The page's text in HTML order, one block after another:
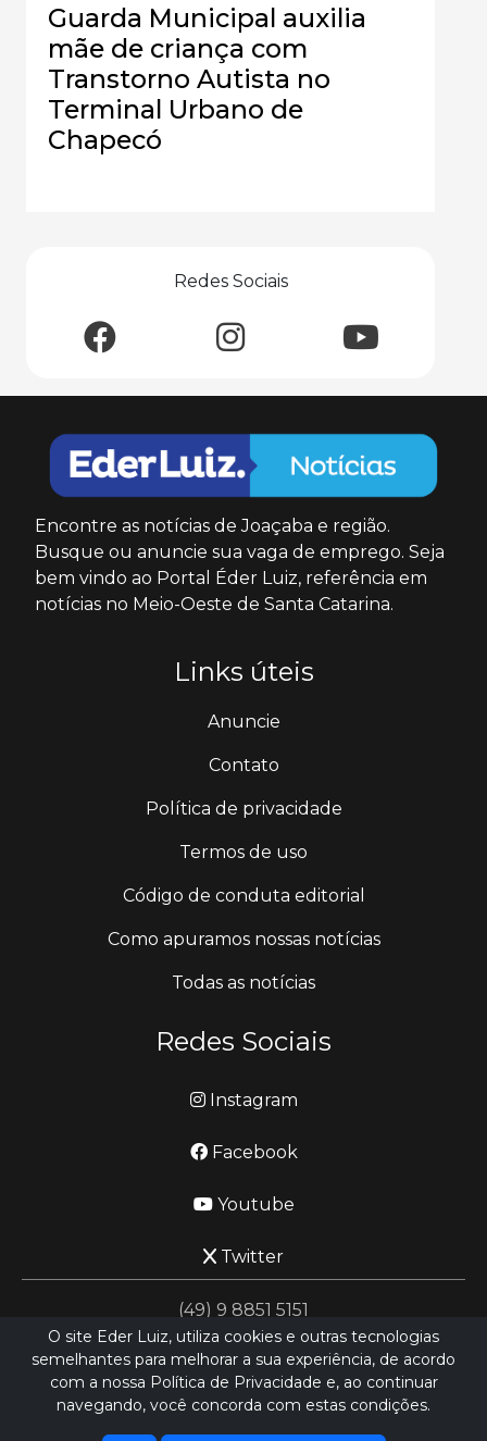
Guarda Municipal auxilia
mãe de criança com
Transtorno Autista no
Terminal Urbano de
Chapecó
Redes Sociais
Encontre as notícias de Joaçaba e região.
Busque ou anuncie sua vaga de emprego. Seja
bem vindo ao Portal Éder Luiz, referência em
notícias no Meio-Oeste de Santa Catarina.
Links úteis
Anuncie
Contato
Política de privacidade
Termos de uso
Código de conduta editorial
Como apuramos nossas notícias
Todas as notícias
Redes Sociais
Instagram
Facebook
Youtube
Twitter
(49) 9 8851 5151
jornalismo@ederluiz.com.vc
Desenvolvido porLN SISTEMAS
O site Eder Luiz, utiliza cookies e outras tecnologias
semelhantes para melhorar a sua experiência, de acordo
com a nossa Política de Privacidade e, ao continuar
navegando, você concorda com estas condições.